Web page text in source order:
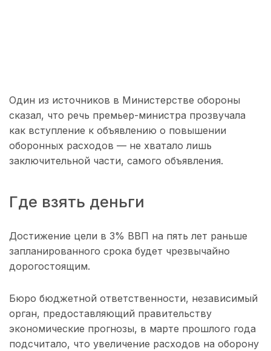
Один из источников в Министерстве обороны
сказал, что речь премьер-министра прозвучала
как вступление к объявлению о повышении
оборонных расходов — не хватало лишь
заключительной части, самого объявления.
Где взять деньги
Достижение цели в 3% ВВП на пять лет раньше
запланированного срока будет чрезвычайно
дорогостоящим.
Бюро бюджетной ответственности, независимый
орган, предоставляющий правительству
экономические прогнозы, в марте прошлого года
подсчитало, что увеличение расходов на оборону